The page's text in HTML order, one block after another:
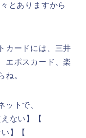
とありますから
カードには、三井
エポスカード、楽
ね。
ットで、
ない】【
】【